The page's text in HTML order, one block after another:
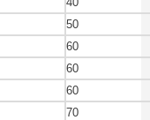
50
60
60
60
70